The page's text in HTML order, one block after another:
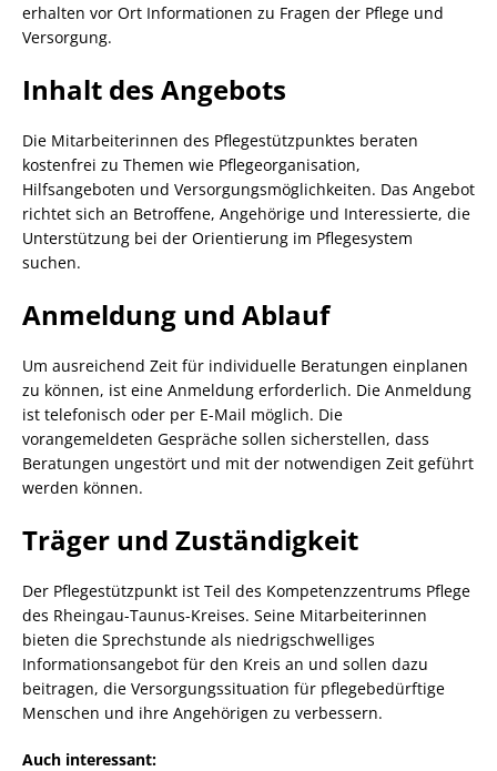
erhalten vor Ort Informationen zu Fragen der Pflege und
Versorgung.
Inhalt des Angebots
Die Mitarbeiterinnen des Pflegestützpunktes beraten
kostenfrei zu Themen wie Pflegeorganisation,
Hilfsangeboten und Versorgungsmöglichkeiten. Das Angebot
richtet sich an Betroffene, Angehörige und Interessierte, die
Unterstützung bei der Orientierung im Pflegesystem
suchen.
Anmeldung und Ablauf
Um ausreichend Zeit für individuelle Beratungen einplanen
zu können, ist eine Anmeldung erforderlich. Die Anmeldung
ist telefonisch oder per E-Mail möglich. Die
vorangemeldeten Gespräche sollen sicherstellen, dass
Beratungen ungestört und mit der notwendigen Zeit geführt
werden können.
Träger und Zuständigkeit
Der Pflegestützpunkt ist Teil des Kompetenzzentrums Pflege
des Rheingau-Taunus-Kreises. Seine Mitarbeiterinnen
bieten die Sprechstunde als niedrigschwelliges
Informationsangebot für den Kreis an und sollen dazu
beitragen, die Versorgungssituation für pflegebedürftige
Menschen und ihre Angehörigen zu verbessern.
Auch interessant: